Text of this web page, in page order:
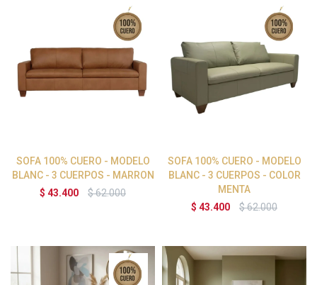
SOFA 100% CUERO - MODELO
BLANC - 3 CUERPOS - MARRON
$ 43.400 $62.000
SOFA 100% CUERO - MODELO
BLANC - 3 CUERPOS - COLOR
MENTA
$ 43.400 $62.000